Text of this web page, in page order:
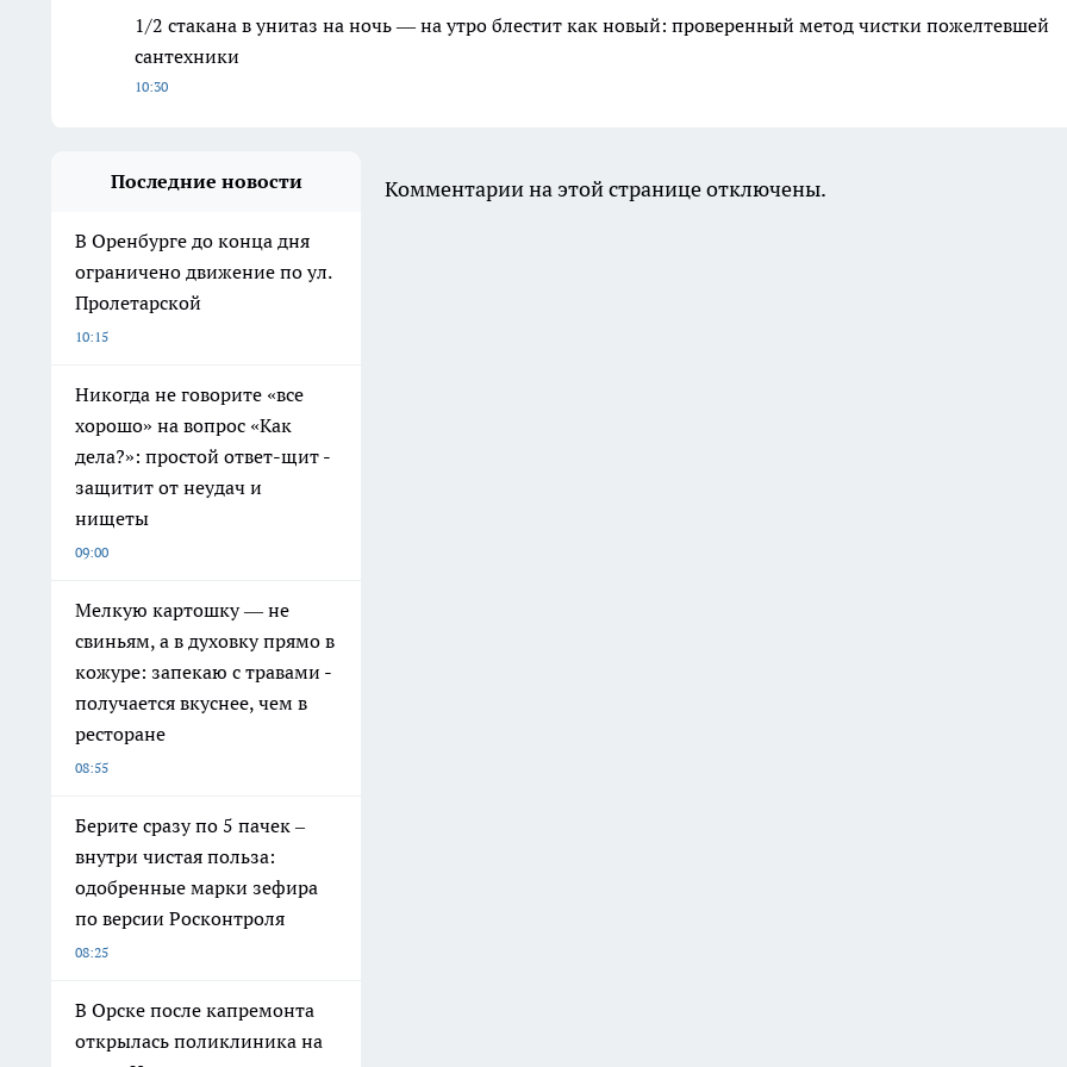
1/2 стакана в унитаз на ночь — на утро блестит как новый: проверенный метод чистки пожелтевшей
сантехники
10:30
Последние новости
В Оренбурге до конца дня
ограничено движение по ул.
Пролетарской
10:15
Никогда не говорите «все
хорошо» на вопрос «Как
дела?»: простой ответ-щит -
защитит от неудач и
нищеты
09:00
Мелкую картошку — не
свиньям, а в духовку прямо в
кожуре: запекаю с травами -
получается вкуснее, чем в
ресторане
08:55
Берите сразу по 5 пачек –
внутри чистая польза:
одобренные марки зефира
по версии Росконтроля
08:25
В Орске после капремонта
открылась поликлиника на
Комментарии на этой странице отключены.